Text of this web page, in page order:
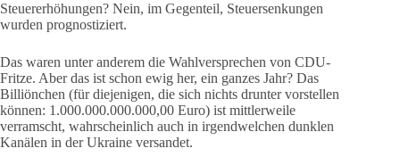
Steuererhöhungen? Nein, im Gegenteil, Steuersenkungen
wurden prognostiziert.
Das waren unter anderem die Wahlversprechen von CDU-
Fritze. Aber das ist schon ewig her, ein ganzes Jahr? Das
Billiönchen (für diejenigen, die sich nichts drunter vorstellen
können: 1.000.000.000.000,00 Euro) ist mittlerweile
verramscht, wahrscheinlich auch in irgendwelchen dunklen
Kanälen in der Ukraine versandet.